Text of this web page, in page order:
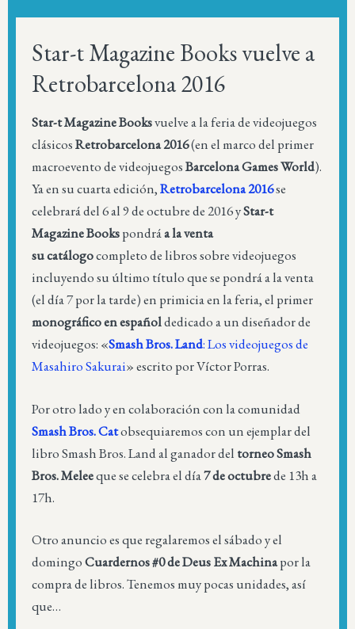
Star-t Magazine Books vuelve a
Retrobarcelona 2016
Star-t Magazine Booksvuelve a la feria de videojuegos
clásicosRetrobarcelona 2016(en el marco del primer
macroevento de videojuegosBarcelona Games World).
Ya en su cuarta edición,Retrobarcelona 2016se
celebrará del 6 al 9 de octubre de 2016 yStar-t
Magazine Bookspondráa la venta
su catálogocompleto de libros sobre videojuegos
incluyendo su último título que se pondrá a la venta
(el día 7 por la tarde) en primicia en la feria, el primer
monográfico en españoldedicado a un diseñador de
videojuegos: «Smash Bros. Land: Los videojuegos de
Masahiro Sakurai» escrito por Víctor Porras.
Por otro lado y en colaboración con la comunidad
Smash Bros. Catobsequiaremos con un ejemplar del
libro Smash Bros. Land al ganador del torneo Smash
Bros. Meleeque se celebra el día7 de octubrede 13h a
17h.
Otro anuncio es que regalaremos el sábado y el
domingoCuardernos #0 de Deus Ex Machinapor la
compra de libros. Tenemos muy pocas unidades, así
que…